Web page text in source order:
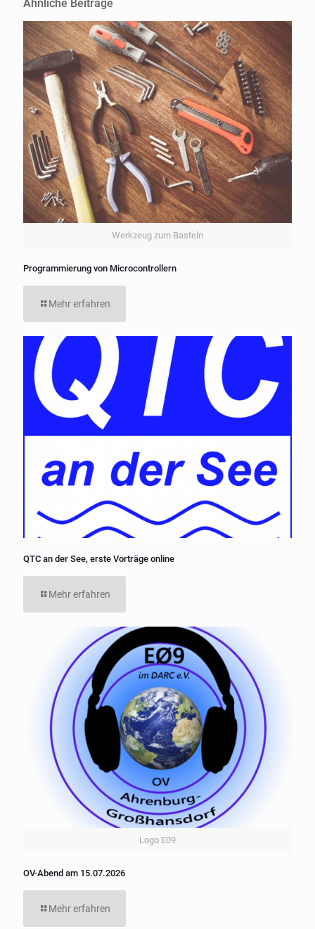
Ähnliche Beiträge
Werkzeug zum Basteln
Programmierung von Microcontrollern
Mehr erfahren
QTC an der See, erste Vorträge online
Mehr erfahren
Logo E09
OV-Abend am 15.07.2026
Mehr erfahren